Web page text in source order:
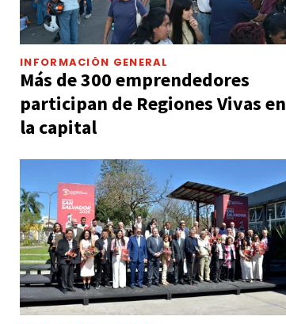
INFORMACIÓN GENERAL
Más de 300 emprendedores
participan de Regiones Vivas en
la capital